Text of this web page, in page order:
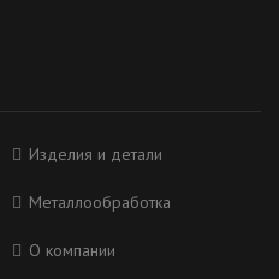
Изделия и детали
Металлообработка
О компании